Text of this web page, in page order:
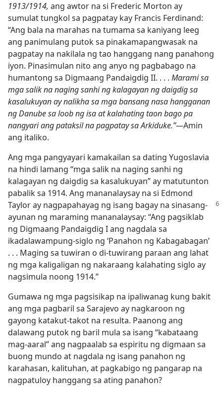
1913/1914, ang awtor na si Frederic Morton ay
sumulat tungkol sa pagpatay kay Francis Ferdinand:
“Ang bala na marahas na tumama sa kaniyang leeg
ang panimulang putok sa pinakamapangwasak na
pagpatay na nakilala ng tao hanggang nang panahong
iyon. Pinasimulan nito ang anyo ng pagbabago na
humantong sa Digmaang Pandaigdig II. . . . Marami sa
mga salik na naging sanhi ng kalagayan ng daigdig sa
kasalukuyan ay nalikha sa mga bansang nasa hangganan
ng Danube sa loob ng isa at kalahating taon bago pa
nangyari ang pataksil na pagpatay sa Arkiduke.”​—Amin
ang italiko.
Ang mga pangyayari kamakailan sa dating Yugoslavia
na hindi lamang “mga salik na naging sanhi ng
kalagayan ng daigdig sa kasalukuyan” ay matutunton
pabalik sa 1914. Ang mananalaysay na si Edmond
Taylor ay nagpapahayag ng isang bagay na sinasang-
ayunan ng maraming mananalaysay: “Ang pagsiklab
ng Digmaang Pandaigdig I ang nagdala sa
ikadalawampung-siglo ng ‘Panahon ng Kabagabagan’
. . . Maging sa tuwiran o di-tuwirang paraan ang lahat
ng mga kaligaligan ng nakaraang kalahating siglo ay
nagsimula noong 1914.”
Gumawa ng mga pagsisikap na ipaliwanag kung bakit
ang mga pagbaril sa Sarajevo ay nagkaroon ng
gayong katakut-takot na resulta. Paanong ang
dalawang putok ng baril mula sa isang “kabataang
mag-aaral” ang nagpaalab sa espiritu ng digmaan sa
buong mundo at nagdala ng isang panahon ng
karahasan, kalituhan, at pagkabigo ng pangarap na
nagpatuloy hanggang sa ating panahon?